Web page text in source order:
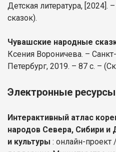
Детская литература, [2024].
сказок).
Чувашские народные
Ксения Вороничева. –
Петербург, 2019. – 87 с. –
Электронные ресурсы
Интерактивный атлас
народов Севера, Сибири и
и культуры : онлайн-проект